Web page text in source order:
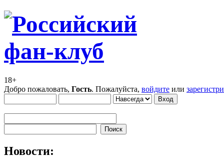
18+
Добро пожаловать, Гость. Пожалуйста, войдите или
Новости: